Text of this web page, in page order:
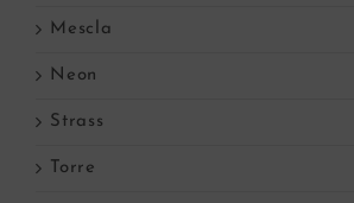
Mescla
Neon
Strass
Torre